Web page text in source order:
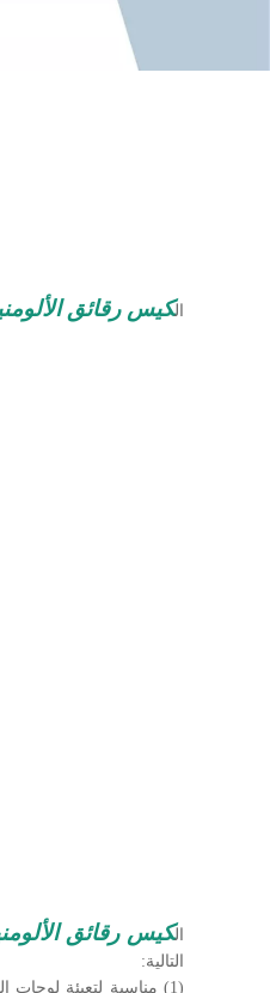
الكيس رقائق
الكيس رقائق
التالية: